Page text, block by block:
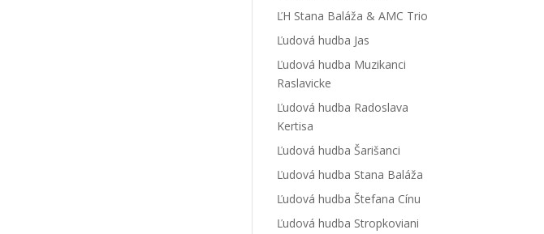
ĽH Stana Baláža & AMC Trio
Ľudová hudba Jas
Ľudová hudba Muzikanci
Raslavicke
Ľudová hudba Radoslava
Kertisa
Ľudová hudba Šarišanci
Ľudová hudba Stana Baláža
Ľudová hudba Štefana Cínu
Ľudová hudba Stropkoviani